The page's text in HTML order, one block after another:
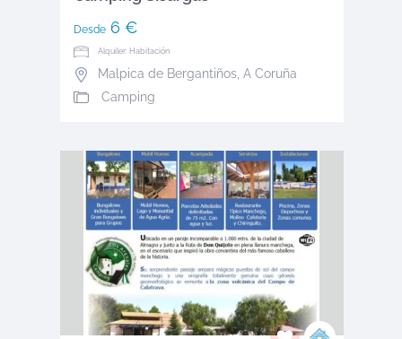
Desde6 €
Alquiler: Habitación
Malpica de Bergantiños, A Coruña
Camping